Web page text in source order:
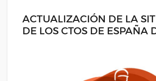
ACTUALIZACIÓN DE LA
DE LOS CTOS DE ESPAÑA